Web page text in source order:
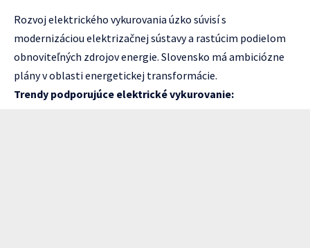
Rozvoj elektrického vykurovania úzko súvisí s
modernizáciou elektrizačnej sústavy a rastúcim podielom
obnoviteľných zdrojov energie. Slovensko má ambiciózne
plány v oblasti energetickej transformácie.
Trendy podporujúce elektrické vykurovanie: